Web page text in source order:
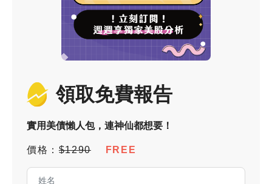
領取免費報告
實用美債懶人包，連神仙都想要！
價格：$1290 FREE